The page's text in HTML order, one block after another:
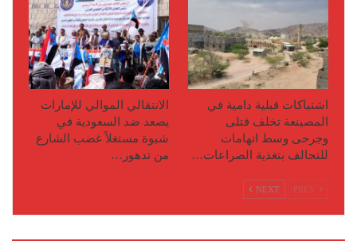
اشتباكات قبلية دامية في
المصينعة تخلف قتلى
وجرحى وسط اتهامات
للتحالف بتغذية الصراعات…
الانتقالي الموالي للإمارات
يصعد ضد السعودية في
شبوة مستغلاً غضب الشارع
من تدهور…
NEXT